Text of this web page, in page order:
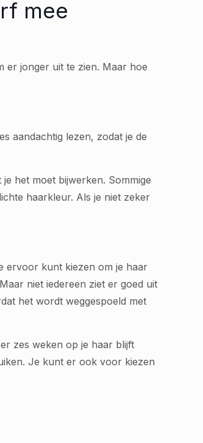
mee
er jonger uit te zien. Maar hoe
aandachtig lezen, zodat je de
het moet bijwerken. Sommige
haarkleur. Als je niet zeker
ervoor kunt kiezen om je haar
niet iedereen ziet er goed uit
het wordt weggespoeld met
zes weken op je haar blijft
Je kunt er ook voor kiezen